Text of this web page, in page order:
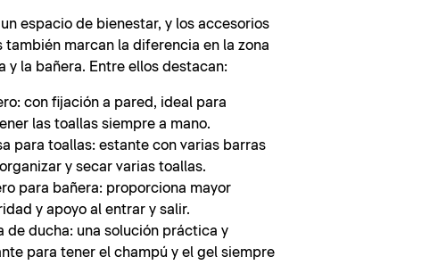
un espacio de bienestar, y los accesorios
también marcan la diferencia en la zona
y la bañera. Entre ellos destacan:
con fijación a pared, ideal para
las toallas siempre a mano.
para toallas: estante con varias barras
y secar varias toallas.
para bañera: proporciona mayor
y apoyo al entrar y salir.
de ducha: una solución práctica y
para tener el champú y el gel siempre